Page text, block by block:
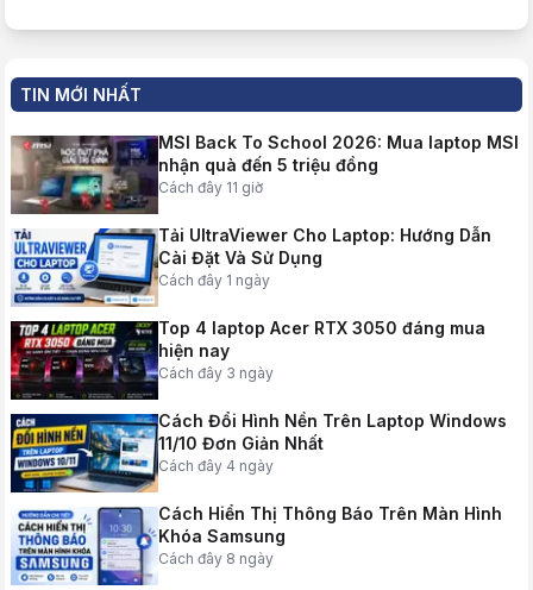
TIN MỚI NHẤT
MSI Back To School 2026: Mua laptop MSI
nhận quà đến 5 triệu đồng
Cách đây 11 giờ
Tải UltraViewer Cho Laptop: Hướng Dẫn
Cài Đặt Và Sử Dụng
Cách đây 1 ngày
Top 4 laptop Acer RTX 3050 đáng mua
hiện nay
Cách đây 3 ngày
Cách Đổi Hình Nền Trên Laptop Windows
11/10 Đơn Giản Nhất
Cách đây 4 ngày
Cách Hiển Thị Thông Báo Trên Màn Hình
Khóa Samsung
Cách đây 8 ngày